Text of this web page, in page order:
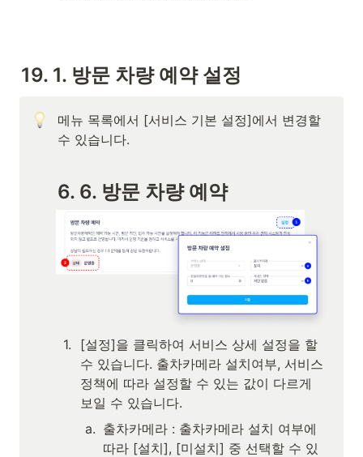
19. 1. 방문 차량 예약 설정
메뉴 목록에서 [서비스 기본 설정]에서 변경할
수 있습니다.
6. 6. 방문 차량 예약
1.
[설정]을 클릭하여 서비스 상세 설정을 할
수 있습니다. 출차카메라 설치여부, 서비스
정책에 따라 설정할 수 있는 값이 다르게
보일 수 있습니다.
a. 출차카메라 : 출차카메라 설치 여부에
따라 [설치], [미설치] 중 선택할 수 있